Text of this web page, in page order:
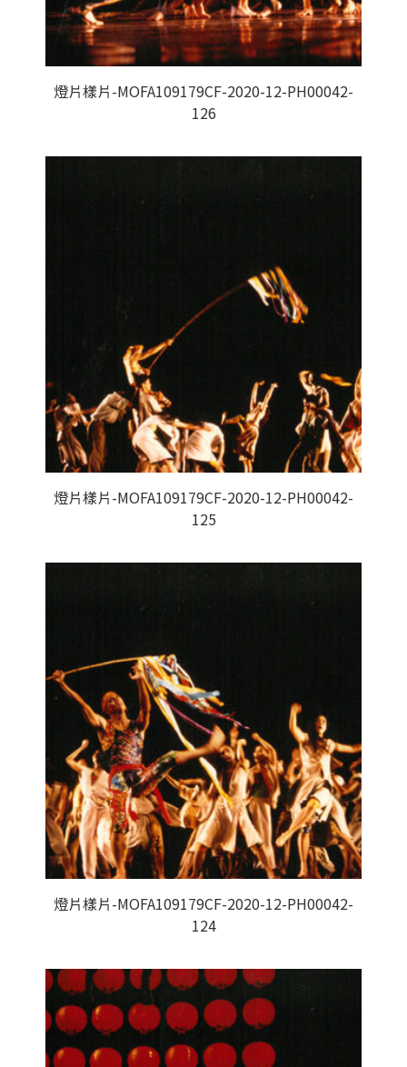
燈片樣片-MOFA109179CF-2020-12-PH00042-
126
燈片樣片-MOFA109179CF-2020-12-PH00042-
125
燈片樣片-MOFA109179CF-2020-12-PH00042-
124